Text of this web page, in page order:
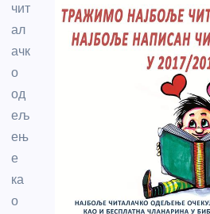
чит
ал
ачк
о
од
ељ
ењ
е
ка
о